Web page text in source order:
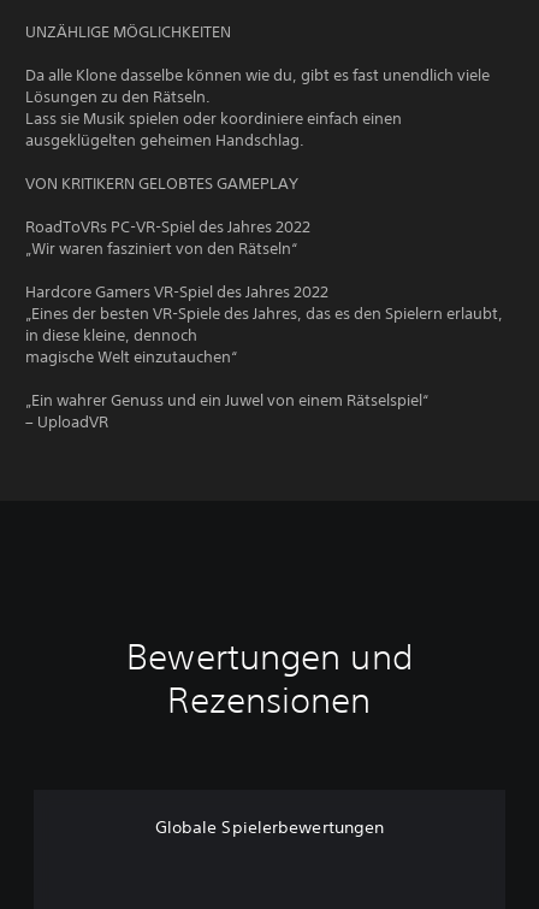
UNZÄHLIGE MÖGLICHKEITEN
Da alle Klone dasselbe können wie du, gibt es fast unendlich viele
Lösungen zu den Rätseln.
Lass sie Musik spielen oder koordiniere einfach einen
ausgeklügelten geheimen Handschlag.
VON KRITIKERN GELOBTES GAMEPLAY
RoadToVRs PC-VR-Spiel des Jahres 2022
„Wir waren fasziniert von den Rätseln“
Hardcore Gamers VR-Spiel des Jahres 2022
„Eines der besten VR-Spiele des Jahres, das es den Spielern erlaubt,
in diese kleine, dennoch
magische Welt einzutauchen“
„Ein wahrer Genuss und ein Juwel von einem Rätselspiel“
– UploadVR
Bewertungen und
Rezensionen
Globale Spielerbewertungen